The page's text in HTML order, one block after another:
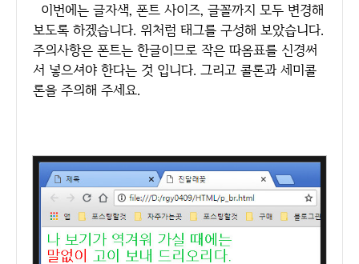
이번에는 글자색, 폰트 사이즈, 글꼴까지 모두 변경해
보도록 하겠습니다. 위처럼 태그를 구성해 보았습니다.
주의사항은 폰트는 한글이므로 작은 따옴표를 신경써
서 넣으셔야 한다는 것 입니다. 그리고 콜론과 세미콜
론을 주의해 주세요.